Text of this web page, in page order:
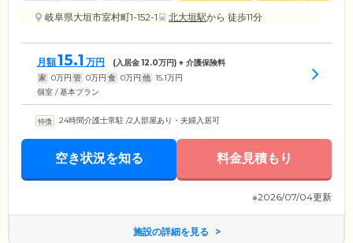
岐阜県大垣市室村町1-152-1
北大垣駅から 徒歩11分
月額15.1 万円 (入居金12.0万円) + 介護保険料
家 0万円 管 0万円 食 0万円 他 15.1万円
個室 / 基本プラン
24時間介護士常駐 /2人部屋あり・夫婦入居可
空き状況を知る 料金見積もり
※2026/07/04更新
施設の詳細を見る